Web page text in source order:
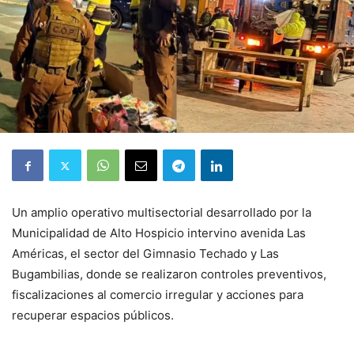
Un amplio operativo multisectorial desarrollado por la
Municipalidad de Alto Hospicio intervino avenida Las
Américas, el sector del Gimnasio Techado y Las
Bugambilias, donde se realizaron controles preventivos,
fiscalizaciones al comercio irregular y acciones para
recuperar espacios públicos.